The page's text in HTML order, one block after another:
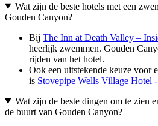
Wat zijn de beste hotels met een
Gouden Canyon?
Bij The Inn at Death Valley –
heerlijk zwemmen. Gouden
rijden van het hotel.
Ook een uitstekende keuze voor
is Stovepipe Wells Village Hotel
Wat zijn de beste dingen om te zien
de buurt van Gouden Canyon?